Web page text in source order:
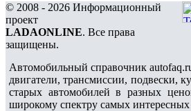
© 2008 - 2026 Информационный
проект
LADAONLINE. Все права
защищены.
Автомобильный справочник
двигатели, трансмиссии, подвески,
старых автомобилей в разных
широкому спектру самых